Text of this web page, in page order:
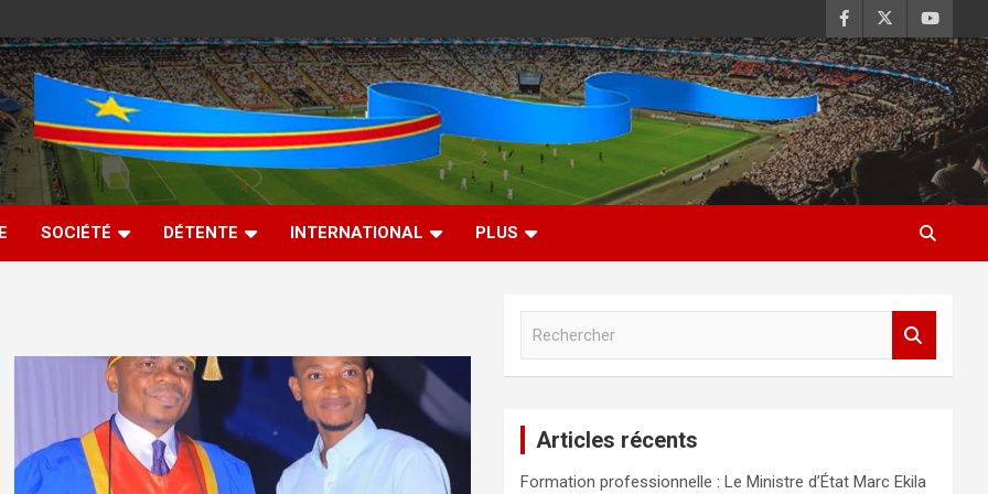
SOCIÉTÉ DÉTENTE INTERNATIONAL PLUS
c
h
Articles récents
Formation professionnelle : Le Ministre d’État Marc Ekila